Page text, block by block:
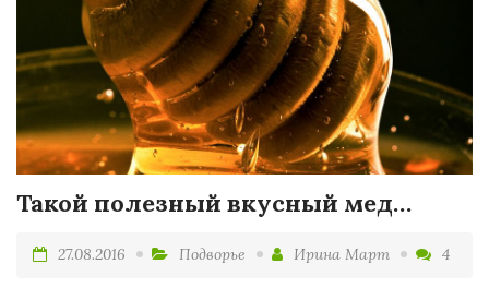
Такой полезный вкусный мед…
27.08.2016 Подворье Ирина Март 4